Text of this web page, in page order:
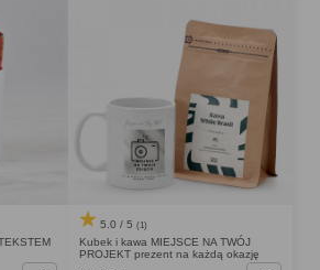
5.0 / 5 (1)
Kubek i kawa MIEJSCE NA TWÓJ
PROJEKT prezent na każdą okazję